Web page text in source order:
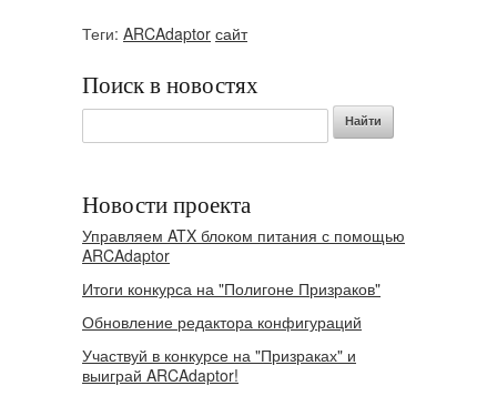
Теги: ARCAdaptor сайт
Поиск в новостях
Новости проекта
Управляем ATX блоком питания с помощью
ARCAdaptor
Итоги конкурса на "Полигоне Призраков"
Обновление редактора конфигураций
Участвуй в конкурсе на "Призраках" и
выиграй ARCAdaptor!